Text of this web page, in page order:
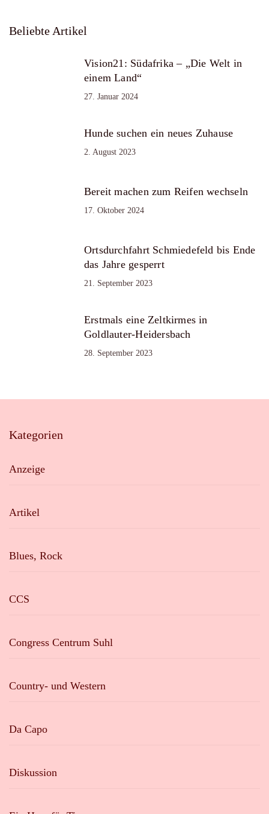
Beliebte Artikel
Vision21: Südafrika – „Die Welt in
einem Land“
27. Januar 2024
Hunde suchen ein neues Zuhause
2. August 2023
Bereit machen zum Reifen wechseln
17. Oktober 2024
Ortsdurchfahrt Schmiedefeld bis Ende
das Jahre gesperrt
21. September 2023
Erstmals eine Zeltkirmes in
Goldlauter-Heidersbach
28. September 2023
Kategorien
Anzeige
Artikel
Blues, Rock
CCS
Congress Centrum Suhl
Country- und Western
Da Capo
Diskussion